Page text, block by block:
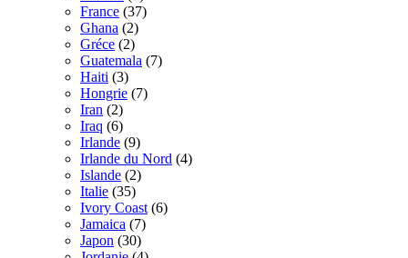
France (37)
Ghana (2)
Gréce (2)
Guatemala (7)
Haiti (3)
Hongrie (7)
Iran (2)
Iraq (6)
Irlande (9)
Irlande du Nord (4)
Islande (2)
Italie (35)
Ivory Coast (6)
Jamaica (7)
Japon (30)